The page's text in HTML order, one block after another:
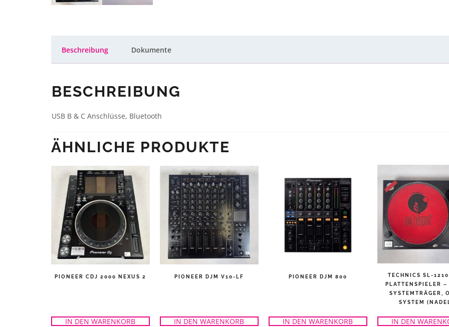
Beschreibung Dokumente
BESCHREIBUNG
USB B & C Anschlüsse, Bluetooth
ÄHNLICHE PRODUKTE
PIONEER CDJ 2000 NEXUS 2
IN DEN WARENKORB
PIONEER DJM V10-LF
IN DEN WARENKORB
PIONEER DJM 800
IN DEN WARENKORB
TECHNICS SL-
PLATTENSPIELER –
SYSTEMTRÄGER,
SYSTEM
IN DEN